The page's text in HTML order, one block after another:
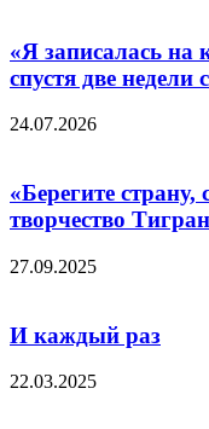
«Я записалась
спустя две недели
24.07.2026
«Берегите
творчество
27.09.2025
И каждый раз
22.03.2025